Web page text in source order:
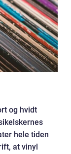
og hvidt
hele tiden
at vinyl